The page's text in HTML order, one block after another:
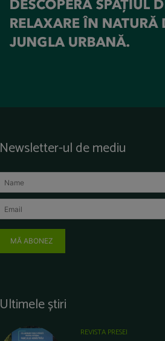
Newsletter-ul de mediu
MĂ ABONEZ
Ultimele știri
REVISTA PRESEI